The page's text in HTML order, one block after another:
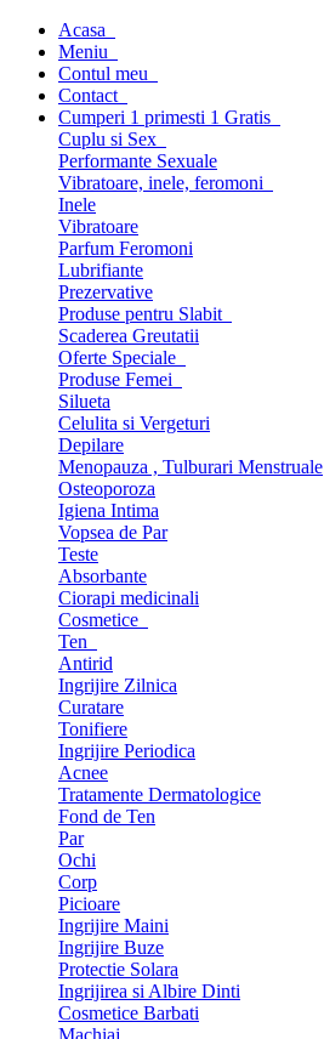
Acasa
Meniu
Contul meu
Contact
Cumperi 1 primesti 1 Gratis
Cuplu si Sex
Performante Sexuale
Vibratoare, inele, feromoni
Inele
Vibratoare
Parfum Feromoni
Lubrifiante
Prezervative
Produse pentru Slabit
Scaderea Greutatii
Oferte Speciale
Produse Femei
Silueta
Celulita si Vergeturi
Depilare
Menopauza , Tulburari Menstruale
Osteoporoza
Igiena Intima
Vopsea de Par
Teste
Absorbante
Ciorapi medicinali
Cosmetice
Ten
Antirid
Ingrijire Zilnica
Curatare
Tonifiere
Ingrijire Periodica
Acnee
Tratamente Dermatologice
Fond de Ten
Par
Ochi
Corp
Picioare
Ingrijire Maini
Ingrijire Buze
Protectie Solara
Ingrijirea si Albire Dinti
Cosmetice Barbati
Machiaj